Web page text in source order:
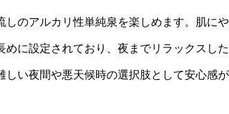
のアルカリ性単純泉を楽しめます。肌に
に設定されており、夜までリラックスし
い夜間や悪天候時の選択肢として安心感が